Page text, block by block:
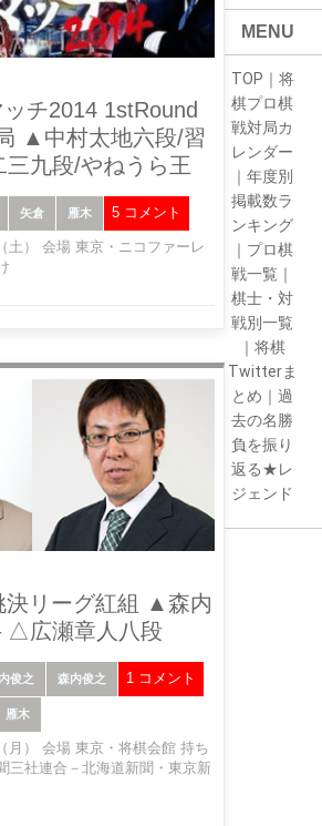
チ2014 1stRound
▲中村太地六段/習
九段/やねうら王
矢倉 雁木 5 コメント
土） 会場 東京・ニコファーレ
決リーグ紅組 ▲森内
△広瀬章人八段
俊之 森内俊之
雁木
1 コメント
月） 会場 東京・将棋会館 持ち
三社連合－北海道新聞・東京新
MENU
TOP ｜ 将
棋プロ棋
戦対局カ
レンダー
｜ 年度別
掲載数ラ
ンキング
｜ プロ棋
戦一覧 ｜
棋士・対
戦別一覧
｜ 将棋
Twitterま
とめ ｜ 過
去の名勝
負を振り
返る★レ
ジェンド